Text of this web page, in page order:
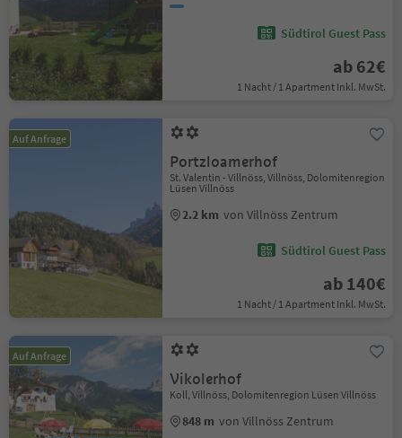
Südtirol Guest Pass
ab 62€
1 Nacht / 1 Apartment Inkl. MwSt.
Auf Anfrage
Portzloamerhof
St. Valentin - Villnöss, Villnöss, Dolomitenregion
Lüsen Villnöss
2.2 km von Villnöss Zentrum
Südtirol Guest Pass
ab 140€
1 Nacht / 1 Apartment Inkl. MwSt.
Auf Anfrage
Vikolerhof
Koll, Villnöss, Dolomitenregion Lüsen Villnöss
848 m von Villnöss Zentrum